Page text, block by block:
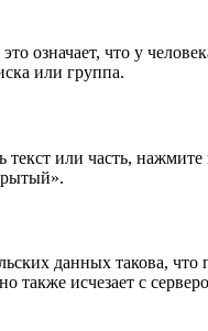
означает, что у
или группа.
или часть,
данных такова,
исчезает с